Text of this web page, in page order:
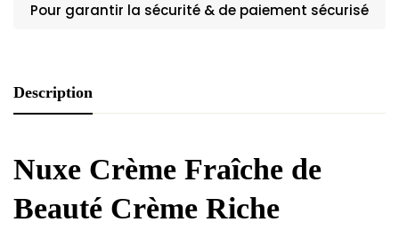
Pour garantir la sécurité & de paiement sécurisé
Description
Nuxe Crème Fraîche de
Beauté Crème Riche